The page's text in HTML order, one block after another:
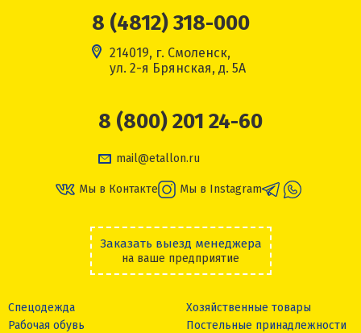
8 (4812) 318-000
214019, г. Смоленск,
ул. 2-я Брянская, д. 5А
8 (800) 201 24-60
mail@etallon.ru
Мы в Контакте Мы в Instagram
Заказать выезд менеджера
на ваше предприятие
Спецодежда
Рабочая обувь
Хозяйственные товары
Постельные принадлежности